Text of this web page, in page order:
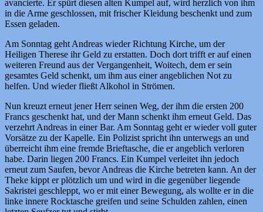
avancierte. Er spürt diesen alten Kumpel auf, wird herzlich von ihm
in die Arme geschlossen, mit frischer Kleidung beschenkt und zum
Essen geladen.
Am Sonntag geht Andreas wieder Richtung Kirche, um der
Heiligen Therese ihr Geld zu erstatten. Doch dort trifft er auf einen
weiteren Freund aus der Vergangenheit, Woitech, dem er sein
gesamtes Geld schenkt, um ihm aus einer angeblichen Not zu
helfen. Und wieder fließt Alkohol in Strömen.
Nun kreuzt erneut jener Herr seinen Weg, der ihm die ersten 200
Francs geschenkt hat, und der Mann schenkt ihm erneut Geld. Das
verzehrt Andreas in einer Bar. Am Sonntag geht er wieder voll guter
Vorsätze zu der Kapelle. Ein Polizist spricht ihn unterwegs an und
überreicht ihm eine fremde Brieftasche, die er angeblich verloren
habe. Darin liegen 200 Francs. Ein Kumpel verleitet ihn jedoch
erneut zum Saufen, bevor Andreas die Kirche betreten kann. An der
Theke kippt er plötzlich um und wird in die gegenüber liegende
Sakristei geschleppt, wo er mit einer Bewegung, als wollte er in die
linke innere Rocktasche greifen und seine Schulden zahlen, einen